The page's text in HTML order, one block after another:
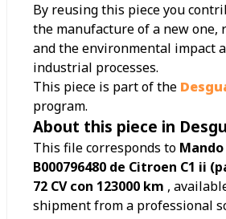
By reusing this piece you
the manufacture of a new one,
and the environmental impact
industrial processes.
This piece is part of the
program.
About this piece in
This file corresponds to Mando
B000796480 de Citroen C1 ii
72 CV con 123000 km ,
shipment from a professional